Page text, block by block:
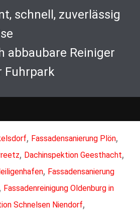
schnell, zuverlässig
abbaubare Reiniger
Fuhrpark
, Fassadensanierung Plön,
, Dachinspektion Geesthacht,
, Fassadensanierung
, Fassadenreinigung Oldenburg in
Schnelsen Niendorf,